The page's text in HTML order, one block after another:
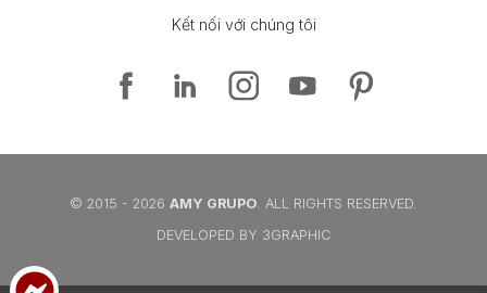
Kết nối với chúng tôi
© 2015 - 2026 AMY GRUPO . ALL RIGHTS RESERVED.
DEVELOPED BY 3GRAPHIC